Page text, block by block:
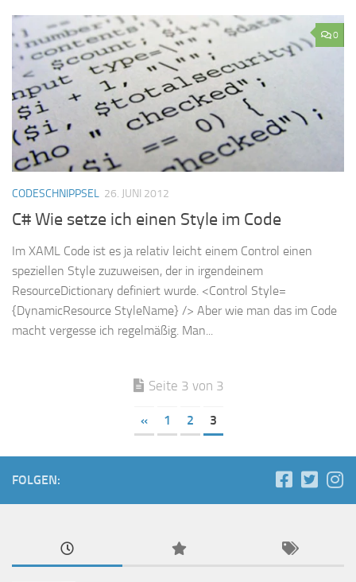
0
CODESCHNIPPSEL 26. JUNI 2012
C# Wie setze ich einen Style im Code
Im XAML Code ist es ja relativ leicht einem Control einen
speziellen Style zuzuweisen, der in irgendeinem
ResourceDictionary definiert wurde. <Control Style=
{DynamicResource StyleName} /> Aber wie man das im Code
macht vergesse ich regelmäßig. Man...
Seite 3 von 3
« 1 2 3
FOLGEN: